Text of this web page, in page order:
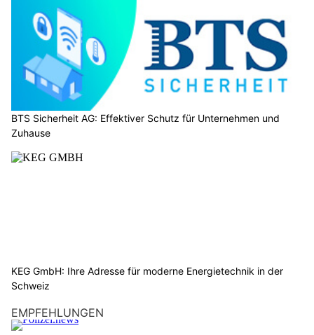
BTS Sicherheit AG: Effektiver Schutz für Unternehmen und
Zuhause
KEG GmbH: Ihre Adresse für moderne Energietechnik in der
Schweiz
EMPFEHLUNGEN